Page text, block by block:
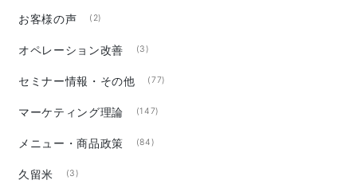
お客様の声 (2)
オペレーション改善 (3)
セミナー情報・その他 (77)
マーケティング理論 (147)
メニュー・商品政策 (84)
久留米 (3)